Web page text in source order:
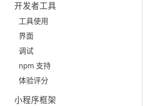
开发者工具
工具使用
界面
调试
npm 支持
体验评分
小程序框架